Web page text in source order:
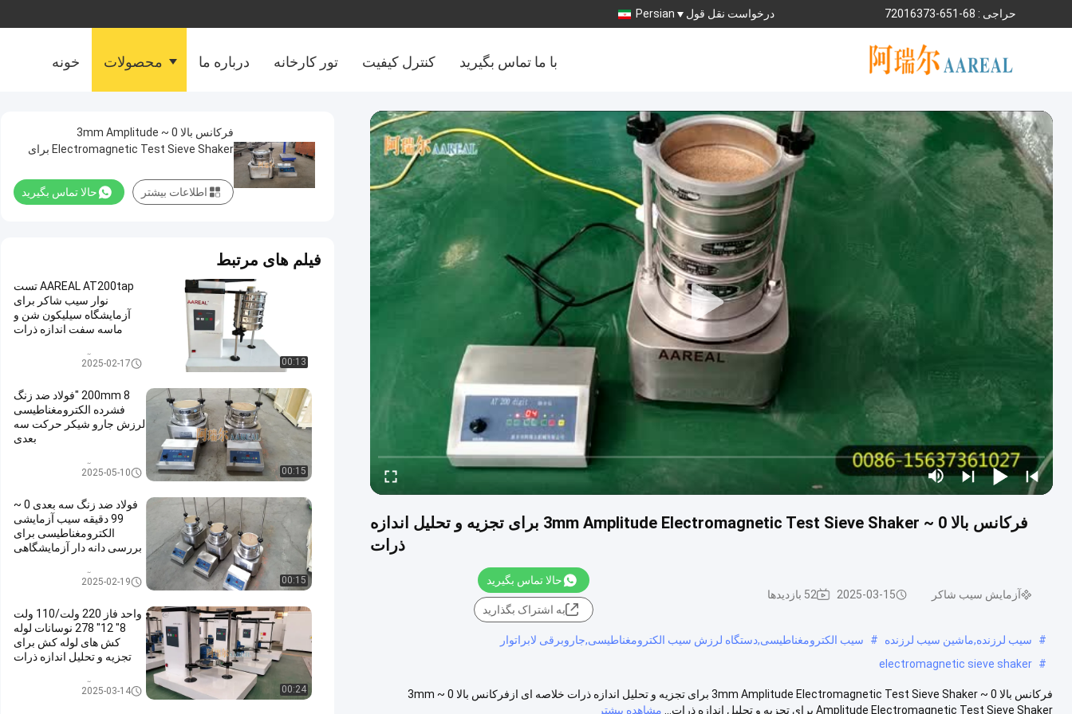
حراجی : 86-156-37361027 درخواست نقل قول Persian
خونه محصولات درباره ما تور کارخانه کنترل کیفیت با ما تماس بگیرید
فرکانس بالا 0 ~ 3mm Amplitude Electromagnetic Test Sieve Shaker برای تجزیه و تحلیل اندازه
ذرات
آزمایش سیب شاکر 2025-03-15 52 بازدیدها
حالا تماس بگیرید
به اشتراک بگذارید
# سیب لرزنده,ماشین سیب لرزنده #
سیب الکترومغناطیسی,دستگاه لرزش سیب الکترومغناطیسی,جاروبرقی لابراتوار
#
electromagnetic sieve shaker
فرکانس بالا 0 ~ 3mm Amplitude Electromagnetic Test Sieve Shaker برای تجزیه و تحلیل اندازه ذرات خلاصه ای ازفرکانس بالا 0 ~ 3mm
Amplitude Electromagnetic Test Sieve Shaker برای تجزیه و تحلیل اندازه ذرات...
مشاهده بیشتر
فرکانس بالا 0 ~ 3mm Amplitude
Electromagnetic Test Sieve Shaker برای
حالا تماس بگیرید اطلاعات بیشتر
فیلم های مرتبط
00:13
AAREAL AT200tap تست
نوار سیب شاکر برای
آزمایشگاه سیلیکون شن و
ماسه سفت اندازه ذرات
آزمایش سیب شاکر2025-02-17
00:15
200mm 8 "فولاد ضد زنگ
فشرده الکترومغناطیسی
لرزش جارو شیکر حرکت سه
بعدی
آزمایش سیب شاکر2025-05-10
00:15
فولاد ضد زنگ سه بعدی 0 ~
99 دقیقه سیب آزمایشی
الکترومغناطیسی برای
بررسی دانه دار آزمایشگاهی
آزمایش سیب شاکر2025-02-19
00:24
واحد فاز 220 ولت/110 ولت
8" 12" 278 نوسانات لوله
کش های لوله کش برای
تجزیه و تحلیل اندازه ذرات
آزمایش سیب شاکر2025-03-14